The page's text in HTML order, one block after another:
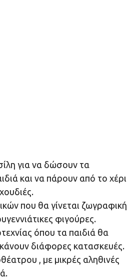
για να δώσουν τα
και να πάρουν από το χέρι
που θα γίνεται ζωγραφική
φιγούρες.
όπου τα παιδιά θα
διάφορες κατασκευές.
, με μικρές αληθινές